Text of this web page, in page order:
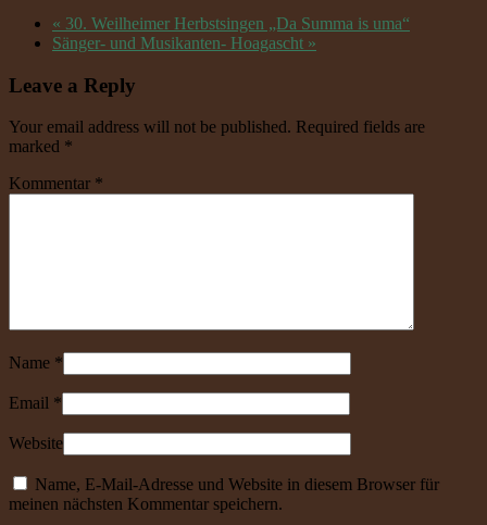
« 30. Weilheimer Herbstsingen „Da Summa is uma“
Sänger- und Musikanten- Hoagascht »
Leave a Reply
Your email address will not be published. Required fields are
marked *
Kommentar *
Name *
Email *
Website
Name, E-Mail-Adresse und Website in diesem Browser für
meinen nächsten Kommentar speichern.